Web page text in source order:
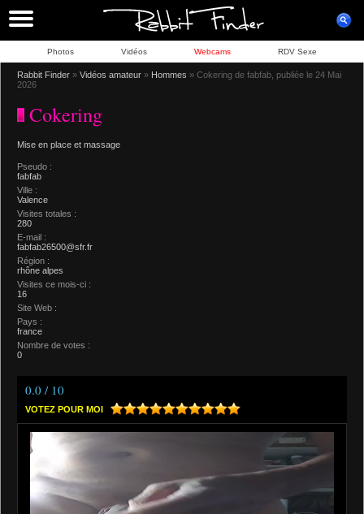
Photos Vidéos Webcams RDV Sexe
Rabbit Finder » Vidéos amateur » Hommes » Cokering de fabfab, publiée le 24 Mai
2026
Cokering
Mise en place et massage
Pseudo :
fabfab
Ville :
Valence
Visites totales :
280
E-mail :
fabfab26500@sfr.fr
Région :
rhône alpes
Visites ce mois-ci :
16
Site Web :
Pays :
france
Nombre de votes :
0
0.0 / 10
VOTEZ POUR MOI